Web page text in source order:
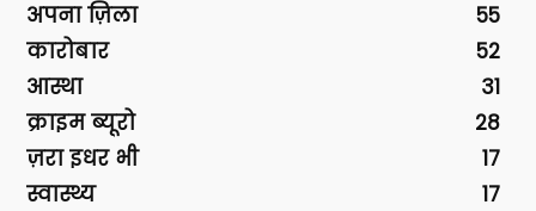
अपना ज़िला
55
कारोबार
52
आस्था
31
क्राइम ब्यूरो
28
ज़रा इधर भी
17
स्वास्थ्य
17